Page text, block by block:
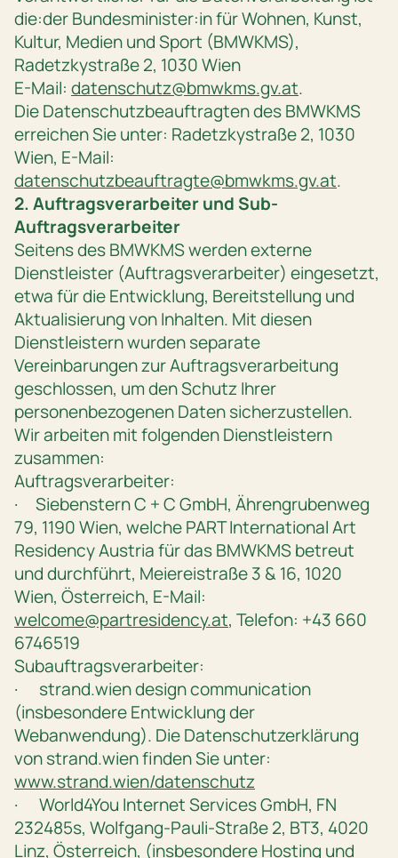
die:der Bundesminister:in für Wohnen, Kunst,
Kultur, Medien und Sport (BMWKMS),
Radetzkystraße 2, 1030 Wien
E-Mail: datenschutz@bmwkms.gv.at.
Die Datenschutzbeauftragten des BMWKMS
erreichen Sie unter: Radetzkystraße 2, 1030
Wien, E-Mail:
datenschutzbeauftragte@bmwkms.gv.at.
2. Auftragsverarbeiter und Sub-
Auftragsverarbeiter
Seitens des BMWKMS werden externe
Dienstleister (Auftragsverarbeiter) eingesetzt,
etwa für die Entwicklung, Bereitstellung und
Aktualisierung von Inhalten. Mit diesen
Dienstleistern wurden separate
Vereinbarungen zur Auftragsverarbeitung
geschlossen, um den Schutz Ihrer
personenbezogenen Daten sicherzustellen.
Wir arbeiten mit folgenden Dienstleistern
zusammen:
Auftragsverarbeiter:
· Siebenstern C + C GmbH, Ährengrubenweg
79, 1190 Wien, welche PART International Art
Residency Austria für das BMWKMS betreut
und durchführt, Meiereistraße 3 & 16, 1020
Wien, Österreich, E-Mail:
welcome@partresidency.at, Telefon: +43 660
6746519
Subauftragsverarbeiter:
· strand.wien design communication
(insbesondere Entwicklung der
Webanwendung). Die Datenschutzerklärung
von strand.wien finden Sie unter:
www.strand.wien/datenschutz
· World4You Internet Services GmbH, FN
232485s, Wolfgang-Pauli-Straße 2, BT3, 4020
Linz, Österreich, (insbesondere Hosting und